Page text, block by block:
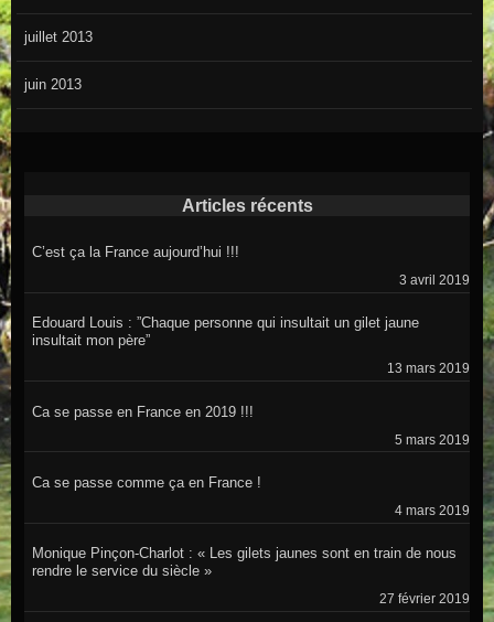
juillet 2013
juin 2013
Articles récents
C’est ça la France aujourd’hui !!!
3 avril 2019
Edouard Louis : ”Chaque personne qui insultait un gilet jaune
insultait mon père”
13 mars 2019
Ca se passe en France en 2019 !!!
5 mars 2019
Ca se passe comme ça en France !
4 mars 2019
Monique Pinçon-Charlot : « Les gilets jaunes sont en train de nous
rendre le service du siècle »
27 février 2019